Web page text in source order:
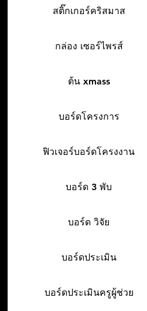
สติ๊กเกอร์คริสมาส
กล่อง เซอร์ไพรส์
ต้น xmass
บอร์ดโครงการ
ฟิวเจอร์บอร์ดโครงงาน
บอร์ด 3 พับ
บอร์ด วิจัย
บอร์ดประเมิน
บอร์ดประเมินครูผู้ช่วย